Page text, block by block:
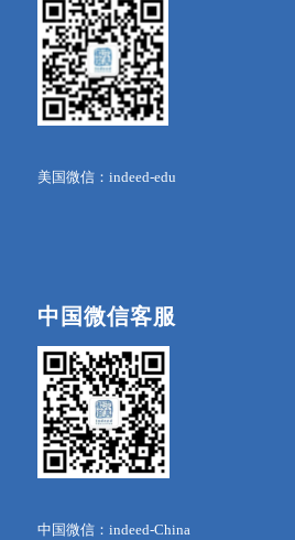
美国微信：indeed-edu
中国微信客服
中国微信：indeed-China